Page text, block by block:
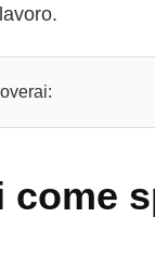
come